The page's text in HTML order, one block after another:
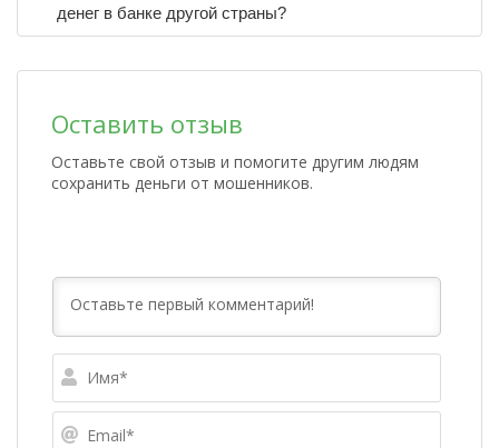
денег в банке другой страны?
Оставить отзыв
Оставьте свой отзыв и помогите другим людям
сохранить деньги от мошенников.